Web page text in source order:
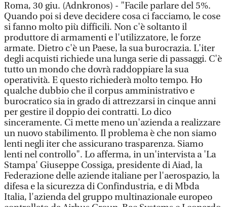
Roma, 30 giu. (Adnkronos) - "Facile parlare del 5%.
Quando poi si deve decidere cosa ci facciamo, le cose
si fanno molto più difficili. Non c'è soltanto il
produttore di armamenti e l'utilizzatore, le forze
armate. Dietro c'è un Paese, la sua burocrazia. L'iter
degli acquisti richiede una lunga serie di passaggi. C'è
tutto un mondo che dovrà raddoppiare la sua
operatività. E questo richiederà molto tempo. Ho
qualche dubbio che il corpus amministrativo e
burocratico sia in grado di attrezzarsi in cinque anni
per gestire il doppio dei contratti. Lo dico
sinceramente. Ci mette meno un'azienda a realizzare
un nuovo stabilimento. Il problema è che non siamo
lenti negli iter che assicurano trasparenza. Siamo
lenti nel controllo". Lo afferma, in un'intervista a 'La
Stampa' Giuseppe Cossiga, presidente di Aiad, la
Federazione delle aziende italiane per l'aerospazio, la
difesa e la sicurezza di Confindustria, e di Mbda
Italia, l'azienda del gruppo multinazionale europeo